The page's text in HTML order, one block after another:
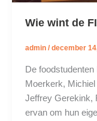
Wie wint de
admin /december
De
Moerkerk,
Jeffrey Gerekink,
ervan om hun